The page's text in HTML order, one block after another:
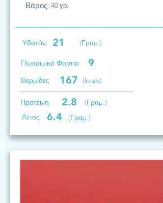
Βάρος: 40 γρ.
Υδατάν. 21 (Γραμ.)
Γλυκαιμικό Φορτίο 9
Θερμίδες 167 (kcals)
Προτεινη 2.8
(Γραμ.)
Λίπος
6.4 (Γραμ.)